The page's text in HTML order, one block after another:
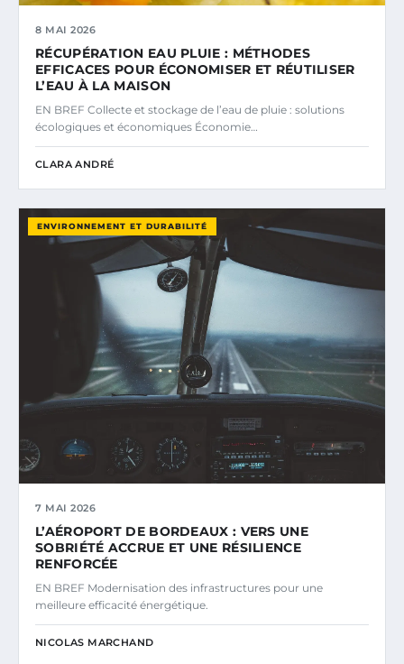
8 MAI 2026
RÉCUPÉRATION EAU PLUIE : MÉTHODES
EFFICACES POUR ÉCONOMISER ET RÉUTILISER
L’EAU À LA MAISON
EN BREF Collecte et stockage de l’eau de pluie : solutions
écologiques et économiques Économie…
CLARA ANDRÉ
ENVIRONNEMENT ET DURABILITÉ
7 MAI 2026
L’AÉROPORT DE BORDEAUX : VERS UNE
SOBRIÉTÉ ACCRUE ET UNE RÉSILIENCE
RENFORCÉE
EN BREF Modernisation des infrastructures pour une
meilleure efficacité énergétique.
NICOLAS MARCHAND